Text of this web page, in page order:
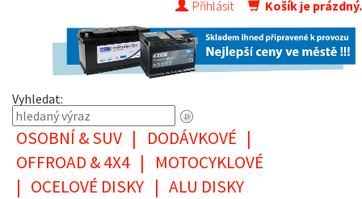
Přihlásit Košík je prázdný.
Vyhledat:
OSOBNÍ & SUV | DODÁVKOVÉ |
OFFROAD & 4X4 |
MOTOCYKLOVÉ
| OCELOVÉ DISKY | ALU DISKY